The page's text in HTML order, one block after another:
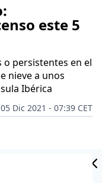
este 5
persistentes en el
nieve a unos
Ibérica
05 Dic 2021 - 07:39 CET